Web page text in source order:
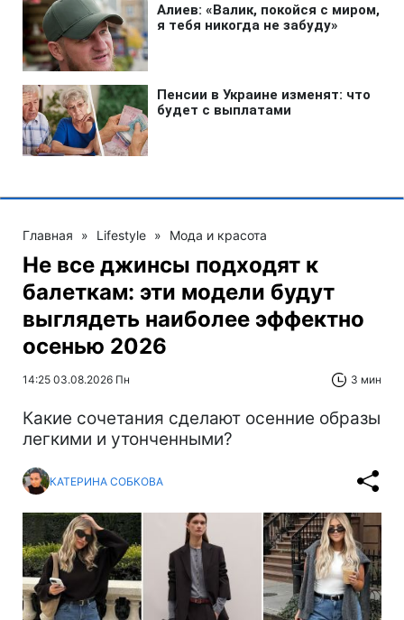
Главная » Lifestyle » Мода и красота
Не все джинсы подходят к
балеткам: эти модели будут
выглядеть наиболее эффектно
осенью 2026
14:25 03.08.2026 Пн 3 мин
Какие сочетания сделают осенние образы
легкими и утонченными?
КАТЕРИНА СОБКОВА